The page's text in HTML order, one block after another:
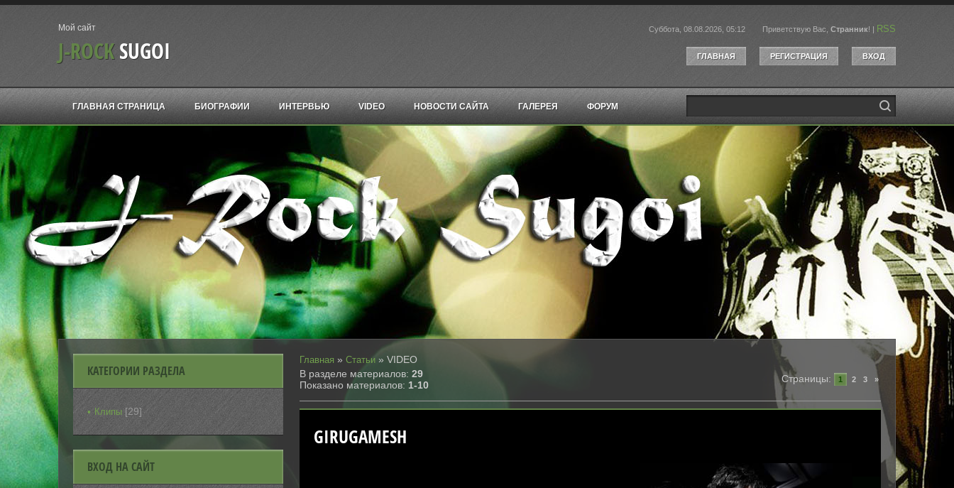
Мой сайт
J-ROCKSUGOI
Суббота, 08.08.2026, 05:12 Приветствую Вас Странник! | RSS
ГЛАВНАЯ РЕГИСТРАЦИЯ ВХОД
ГЛАВНАЯ СТРАНИЦА БИОГРАФИИ ИНТЕРВЬЮ VIDEO НОВОСТИ САЙТА ГАЛЕРЕЯ ФОРУМ
Главная » Статьи» VIDEO
В разделе материалов: 29
Показано материалов: 1-10
Страницы: 1 2 3 »
GIRUGAMESH
КАТЕГОРИИ РАЗДЕЛА
Клипы [29]
ВХОД НА САЙТ